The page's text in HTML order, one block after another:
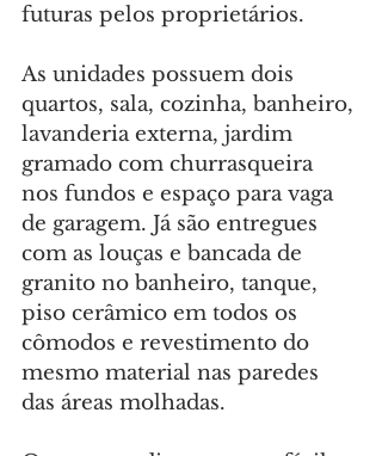
futuras pelos proprietários.
As unidades possuem dois
quartos, sala, cozinha, banheiro,
lavanderia externa, jardim
gramado com churrasqueira
nos fundos e espaço para vaga
de garagem. Já são entregues
com as louças e bancada de
granito no banheiro, tanque,
piso cerâmico em todos os
cômodos e revestimento do
mesmo material nas paredes
das áreas molhadas.